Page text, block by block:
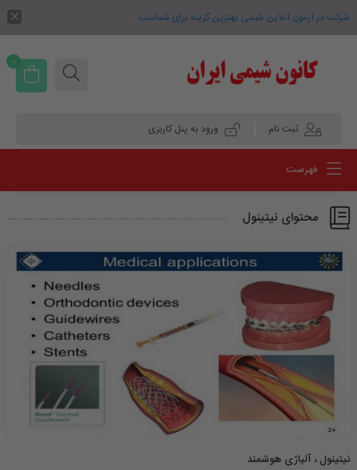
شرکت در آزمون آنلاین شیمی بهترین گزینه برای شماست .
ثبت نام ورود به پنل کاربری
0
فهرست
محتوای نیتینول
نیتینول ، آلیاژی هوشمند